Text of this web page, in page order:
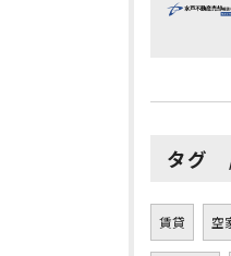
タグ
賃貸 空